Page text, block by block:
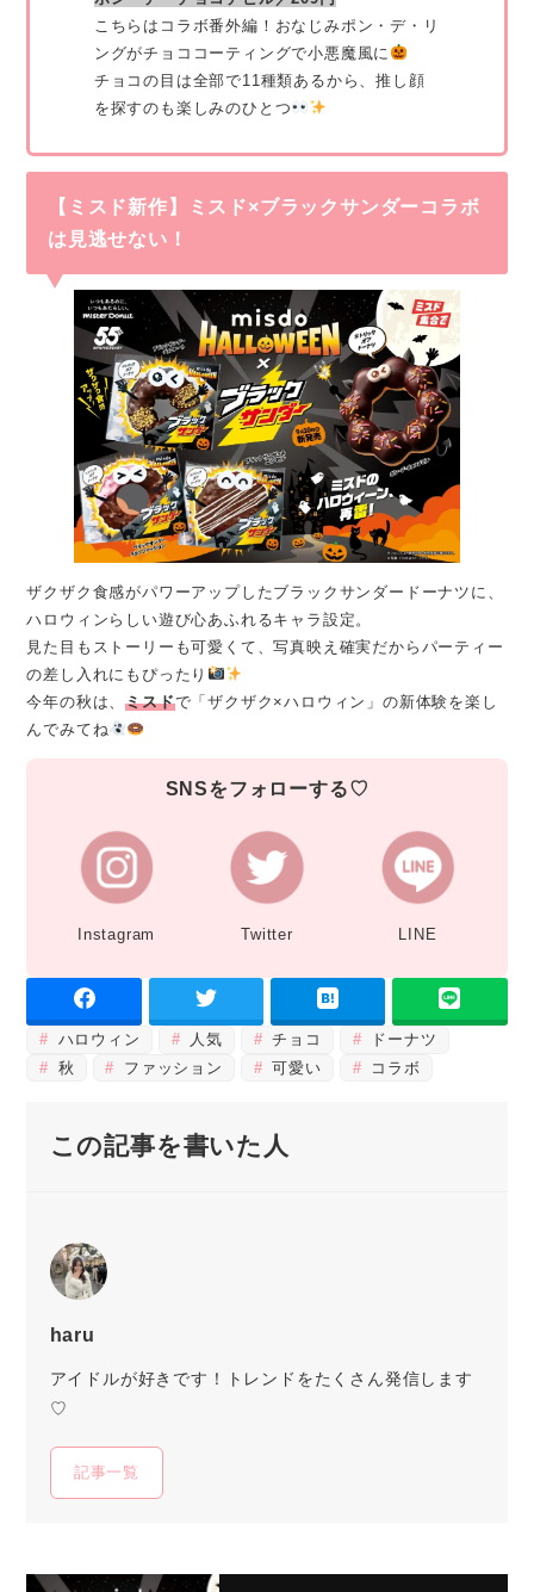
こちらはコラボ番外編！おなじみポン・デ・リ
ングがチョココーティングで小悪魔風に
チョコの目は全部で11種類あるから、推し顔
を探すのも楽しみのひとつ
【ミスド新作】ミスド×ブラックサンダーコラボ
は見逃せない！
ザクザク食感がパワーアップしたブラックサンダードーナツに、
ハロウィンらしい遊び心あふれるキャラ設定。
見た目もストーリーも可愛くて、写真映え確実だからパーティー
の差し入れにもぴったり
今年の秋は、ミスドで「ザクザク×ハロウィン」の新体験を楽し
んでみてね
SNSをフォローする♡
Instagram Twitter LINE
ハロウィン 人気 チョコ
ドーナツ
秋
ファッション 可愛い コラボ
この記事を書いた人
haru
アイドルが好きです！トレンドをたくさん発信します
♡
記事一覧